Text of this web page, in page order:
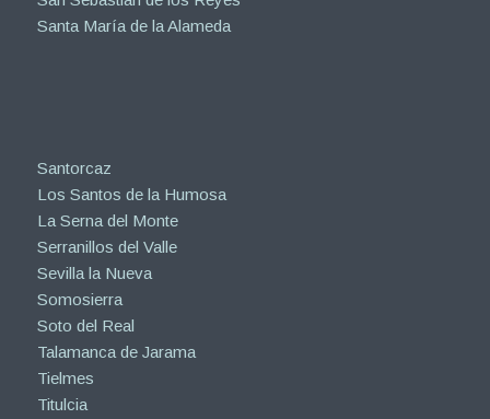
Santa María de la Alameda
Santorcaz
Los Santos de la Humosa
La Serna del Monte
Serranillos del Valle
Sevilla la Nueva
Somosierra
Soto del Real
Talamanca de Jarama
Tielmes
Titulcia